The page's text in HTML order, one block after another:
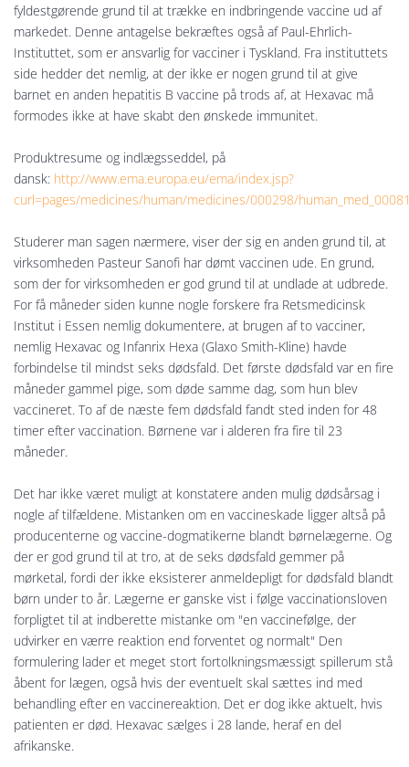
fyldestgørende grund til at trække en indbringende vaccine ud af
markedet. Denne antagelse bekræftes også af Paul-Ehrlich-
Instituttet, som er ansvarlig for vacciner i Tyskland. Fra instituttets
side hedder det nemlig, at der ikke er nogen grund til at give
barnet en anden hepatitis B vaccine på trods af, at Hexavac må
formodes ikke at have skabt den ønskede immunitet.
Produktresume og indlægsseddel, på
dansk: http://www.ema.europa.eu/ema/index.jsp?
curl=pages/medicines/human/medicines/000298/
Studerer man sagen nærmere, viser der sig en anden grund til, at
virksomheden Pasteur Sanofi har dømt vaccinen ude. En grund,
som der for virksomheden er god grund til at undlade at udbrede.
For få måneder siden kunne nogle forskere fra Retsmedicinsk
Institut i Essen nemlig dokumentere, at brugen af to vacciner,
nemlig Hexavac og Infanrix Hexa (Glaxo Smith-Kline) havde
forbindelse til mindst seks dødsfald. Det første dødsfald var en fire
måneder gammel pige, som døde samme dag, som hun blev
vaccineret. To af de næste fem dødsfald fandt sted inden for 48
timer efter vaccination. Børnene var i alderen fra fire til 23
måneder.
Det har ikke været muligt at konstatere anden mulig dødsårsag i
nogle af tilfældene. Mistanken om en vaccineskade ligger altså på
producenterne og vaccine-dogmatikerne blandt børnelægerne. Og
der er god grund til at tro, at de seks dødsfald gemmer på
mørketal, fordi der ikke eksisterer anmeldepligt for dødsfald blandt
børn under to år. Lægerne er ganske vist i følge vaccinationsloven
forpligtet til at indberette mistanke om "en vaccinefølge, der
udvirker en værre reaktion end forventet og normalt" Den
formulering lader et meget stort fortolkningsmæssigt spillerum stå
åbent for lægen, også hvis der eventuelt skal sættes ind med
behandling efter en vaccinereaktion. Det er dog ikke aktuelt, hvis
patienten er død. Hexavac sælges i 28 lande, heraf en del
afrikanske.